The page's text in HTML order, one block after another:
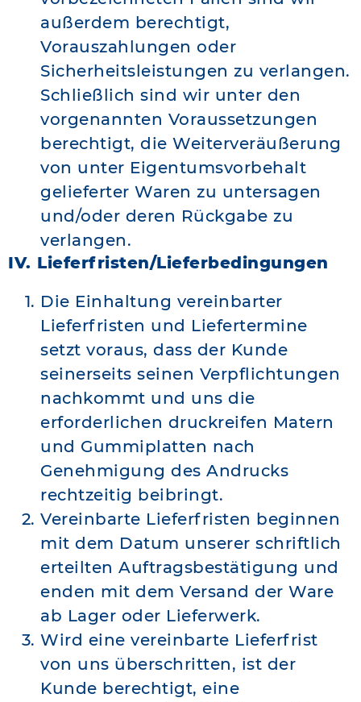
außerdem berechtigt,
Vorauszahlungen oder
Sicherheitsleistungen zu verlangen.
Schließlich sind wir unter den
vorgenannten Voraussetzungen
berechtigt, die Weiterveräußerung
von unter Eigentumsvorbehalt
gelieferter Waren zu untersagen
und/oder deren Rückgabe zu
verlangen.
IV. Lieferfristen/Lieferbedingungen
Die Einhaltung vereinbarter
Lieferfristen und Liefertermine
setzt voraus, dass der Kunde
seinerseits seinen Verpflichtungen
nachkommt und uns die
erforderlichen druckreifen Matern
und Gummiplatten nach
Genehmigung des Andrucks
rechtzeitig beibringt.
Vereinbarte Lieferfristen beginnen
mit dem Datum unserer schriftlich
erteilten Auftragsbestätigung und
enden mit dem Versand der Ware
ab Lager oder Lieferwerk.
Wird eine vereinbarte Lieferfrist
von uns überschritten, ist der
Kunde berechtigt, eine